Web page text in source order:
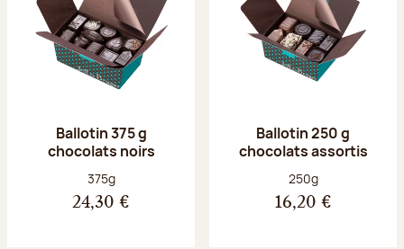
Ballotin 375 g
chocolats noirs
Poids net :
375g
24,30 €
Ballotin 250 g
chocolats assortis
Poids net :
250g
16,20 €